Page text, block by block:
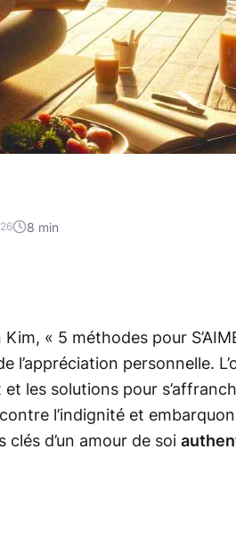
8 min
« 5 méthodes pour
l’appréciation personnelle.
les solutions pour
l’indignité et
d’un amour de soi